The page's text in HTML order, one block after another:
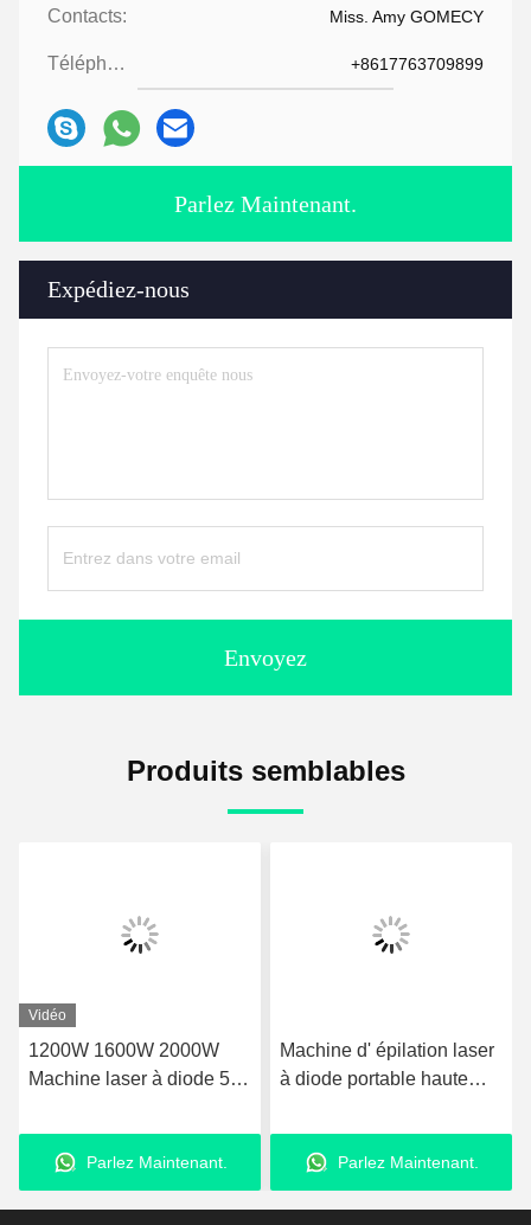
Contacts: Miss. Amy GOMECY
Téléphone: +8617763709899
Parlez Maintenant.
Expédiez-nous
Envoyez
Produits semblables
Vidéo
1200W 1600W 2000W
Machine laser à diode 5-
professionnelle épilation
Parlez Maintenant.
Machine d' épilation laser
à diode portable haute
1064nm 3 longueurs d'
onde
Parlez Maintenant.